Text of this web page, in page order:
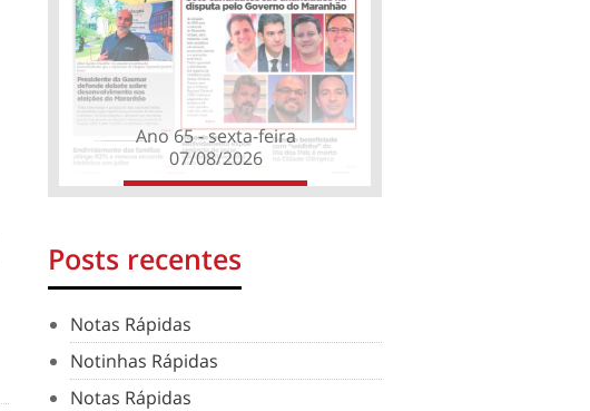
Ano 65 - sexta-feira
07/08/2026
Posts recentes
Notas Rápidas
Notinhas Rápidas
Notas Rápidas